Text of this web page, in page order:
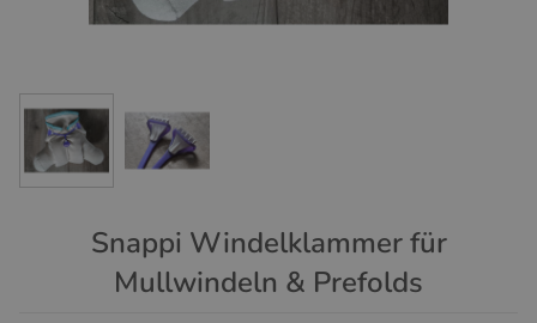
Snappi Windelklammer für
Mullwindeln & Prefolds